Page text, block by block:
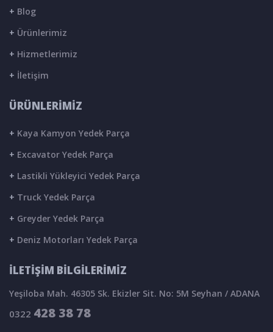
+ Blog
+ Ürünlerimiz
+ Hizmetlerimiz
+ İletişim
ÜRÜNLERİMİZ
+ Kaya Kamyon Yedek Parça
+ Excavator Yedek Parça
+ Lastikli Yükleyici Yedek Parça
+ Truck Yedek Parça
+ Greyder Yedek Parça
+ Deniz Motorları Yedek Parça
İLETİŞİM BİLGİLERİMİZ
Yeşiloba Mah. 46305 Sk. Ekizler Sit. No: 5M Seyhan / ADANA
0322 428 38 78